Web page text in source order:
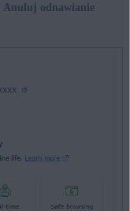
Anuluj odnawianie